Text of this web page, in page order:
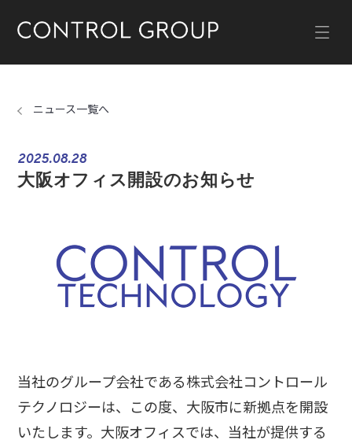
ニュース一覧へ
2025.08.28
大阪オフィス開設のお知らせ
当社のグループ会社である株式会社コントロール
テクノロジーは、この度、大阪市に新拠点を開設
いたします。大阪オフィスでは、当社が提供する